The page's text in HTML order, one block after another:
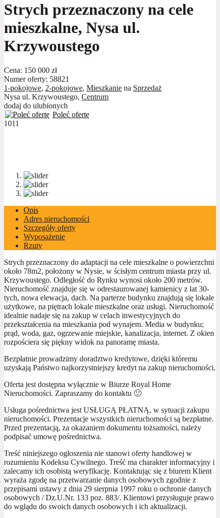
Strych przeznaczony na cele
mieszkalne, Nysa ul.
Krzywoustego
Cena: 150 000 zł
Numer oferty: 58821
1-pokojowe, 2-pokojowe, Mieszkanie na Sprzedaż
Nysa ul. Krzywoustego, Centrum
dodaj do ulubionych
Poleć ofertę
1011
Opis
Adres nieruchomości
Szczegóły oferty
Wyposażenie
Rzuty
Strych przeznaczony do adaptacji na cele mieszkalne o powierzchni
około 78m2, położony w Nysie, w ścisłym centrum miasta przy ul.
Krzywoustego. Odległość do Rynku wynosi około 200 metrów.
Nieruchomość znajduje się w odrestaurowanej kamienicy z lat 30-
tych, nowa elewacja, dach. Na parterze budynku znajdują się lokale
użytkowe, na piętrach lokale mieszkalne oraz usługi. Nieruchomość
idealnie nadaje się na zakup w celach inwestycyjnych do
przekształcenia na mieszkania pod wynajem. Media w budynku;
prąd, woda, gaz, ogrzewanie miejskie, kanalizacja, internet. Z okien
rozpościera się piękny widok na panoramę miasta.
Bezpłatnie prowadzimy doradztwo kredytowe, dzięki któremu
uzyskają Państwo najkorzystniejszy kredyt na zakup nieruchomości.
Oferta jest dostępna wyłącznie w Biurze Royal Home
Nieruchomości. Zapraszamy do kontaktu 🙂
Usługa pośrednictwa jest USŁUGĄ PŁATNĄ, w sytuacji zakupu
nieruchomości. Prezentacje wszystkich nieruchomości są bezpłatne.
Przed prezentacją, za okazaniem dokumentu tożsamości, należy
podpisać umowę pośrednictwa.
Treść niniejszego ogłoszenia nie stanowi oferty handlowej w
rozumieniu Kodeksu Cywilnego. Treść ma charakter informacyjny i
zalecamy ich osobistą weryfikację. Kontaktując się z biurem Klient
wyraża zgodę na przetwarzanie danych osobowych zgodnie z
przepisami ustawy z dnia 29 sierpnia 1997 roku o ochronie danych
osobowych / Dz.U.Nr. 133 poz. 883/. Klientowi przysługuje prawo
do wglądu do swoich danych osobowych i ich aktualizacji.